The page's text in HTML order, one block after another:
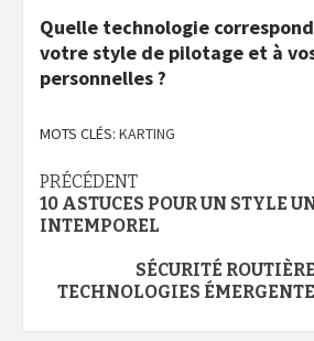
Quelle technologie
votre style de pilotage et à
personnelles ?
MOTS CLÉS: KARTING
Navigation
d’article
PRÉCÉDENT
10 ASTUCES POUR UN STYLE
INTEMPOREL
SÉCURITÉ
TECHNOLOGIES